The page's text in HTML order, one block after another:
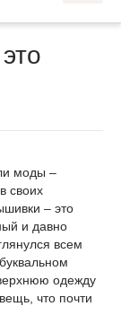
моды –
своих
– это
и давно
всем
одежду
что почти